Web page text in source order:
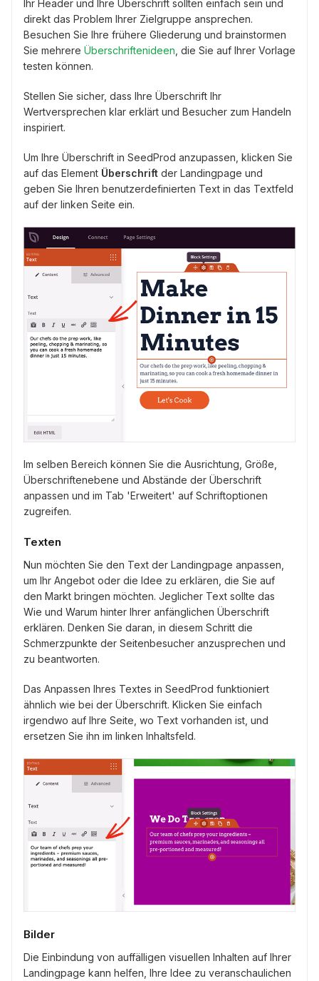
Ihr Header und Ihre Überschrift sollten einfach sein und
direkt das Problem Ihrer Zielgruppe ansprechen.
Besuchen Sie Ihre frühere Gliederung und brainstormen
Sie mehrere Überschriftenideen , die Sie auf Ihrer Vorlage
testen können.
Stellen Sie sicher, dass Ihre Überschrift Ihr
Wertversprechen klar erklärt und Besucher zum Handeln
inspiriert.
Um Ihre Überschrift in SeedProd anzupassen, klicken Sie
auf das Element Überschrift der Landingpage und
geben Sie Ihren benutzerdefinierten Text in das Textfeld
auf der linken Seite ein.
Im selben Bereich können Sie die Ausrichtung, Größe,
Überschriftenebene und Abstände der Überschrift
anpassen und im Tab 'Erweitert' auf Schriftoptionen
zugreifen.
Texten
Nun möchten Sie den Text der Landingpage anpassen,
um Ihr Angebot oder die Idee zu erklären, die Sie auf
den Markt bringen möchten. Jeglicher Text sollte das
Wie und Warum hinter Ihrer anfänglichen Überschrift
erklären. Denken Sie daran, in diesem Schritt die
Schmerzpunkte der Seitenbesucher anzusprechen und
zu beantworten.
Das Anpassen Ihres Textes in SeedProd funktioniert
ähnlich wie bei der Überschrift. Klicken Sie einfach
irgendwo auf Ihre Seite, wo Text vorhanden ist, und
ersetzen Sie ihn im linken Inhaltsfeld.
Bilder
Die Einbindung von auffälligen visuellen Inhalten auf Ihrer
Landingpage kann helfen, Ihre Idee zu veranschaulichen